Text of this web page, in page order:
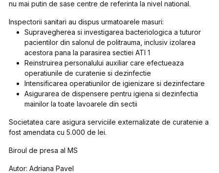
nu mai putin de sase centre de referinta la nivel national.
Inspectorii sanitari au dispus urmatoarele masuri:
Supravegherea si investigarea bacteriologica a tuturor
pacientilor din salonul de politrauma, inclusiv izolarea
acestora pana la parasirea sectiei ATI 1
Reinstruirea personalului auxiliar care efectueaza
operatiunile de curatenie si dezinfectie
Intensificarea operatiunilor de igienizare si dezinfectare
Asigurarea de dispensere pentru igiena si dezinfectia
mainilor la toate lavoarele din sectii
Societatea care asigura serviciile externalizate de curatenie a
fost amendata cu 5.000 de lei.
Biroul de presa al MS
Autor: Adriana Pavel